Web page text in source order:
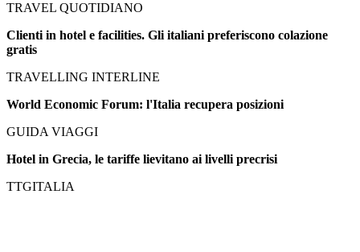
TRAVEL QUOTIDIANO
Clienti in hotel e facilities. Gli italiani preferiscono colazione
gratis
TRAVELLING INTERLINE
World Economic Forum: l'Italia recupera posizioni
GUIDA VIAGGI
Hotel in Grecia, le tariffe lievitano ai livelli precrisi
TTGITALIA